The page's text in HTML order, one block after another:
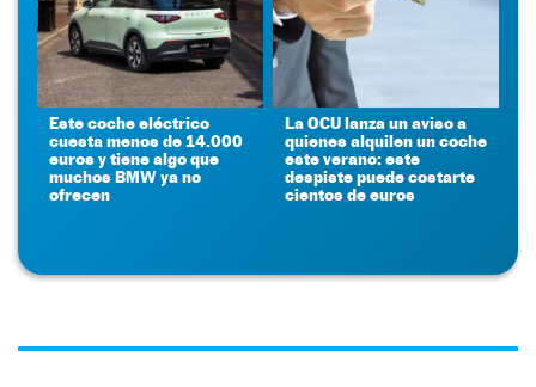
Este coche eléctrico
cuesta menos de 14.000
euros y tiene algo que
muchos BMW ya no
ofrecen
La OCU lanza un aviso a
quienes alquilen un coche
este verano: este
despiste puede costarte
cientos de euros